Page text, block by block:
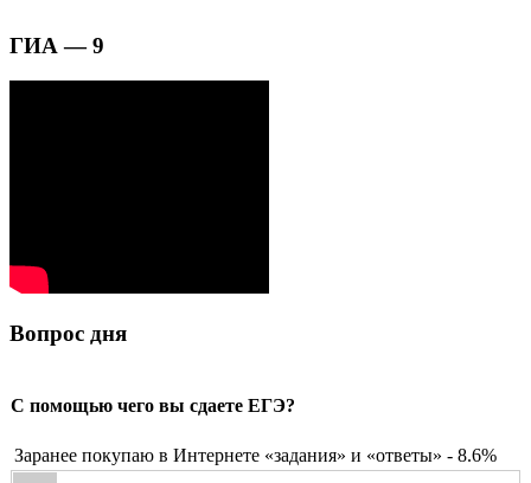
ГИА — 9
Вопрос дня
С помощью чего вы сдаете ЕГЭ?
Заранее покупаю в Интернете «задания» и «ответы» - 8.6%